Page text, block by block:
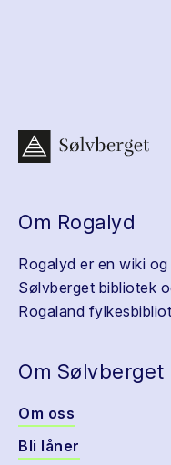
Om Rogalyd
Rogalyd er en wiki
Sølvberget bibliotek
Rogaland
Om Sølvberget
Om oss
Bli låner